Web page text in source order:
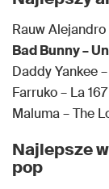
Rauw Alejandro
Bad Bunny –
Daddy Yankee
Farruko – La 167
Maluma – The
Najlepsze
pop